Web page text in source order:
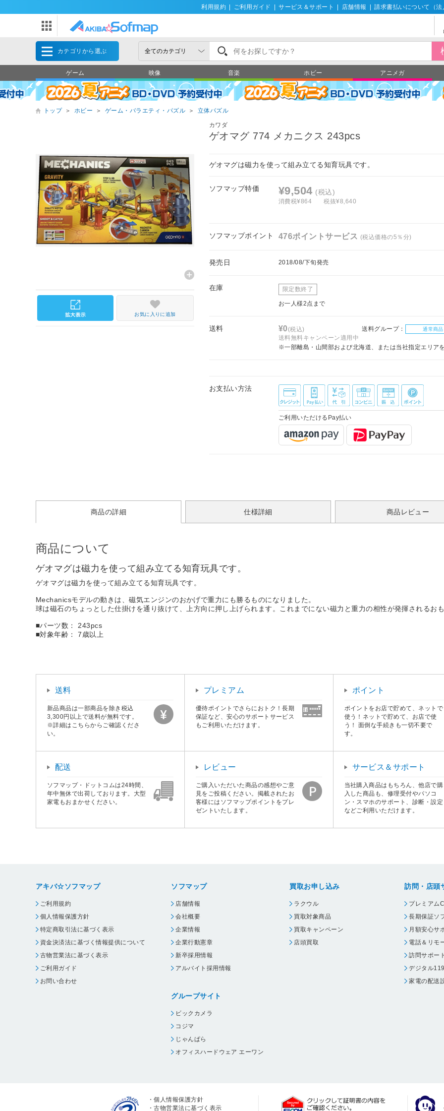
利用規約 ご利用ガイド サービス＆サポート 店舗情報 請求書払いについて（法
カテゴリから選ぶ
ゲーム 映像 音楽 ホビー アニメガ
トップ ＞ ホビー ＞ ゲーム・バラエティ・パズル ＞ 立体パズル
カワダ
ゲオマグ 774 メカニクス 243pcs
ゲオマグは磁力を使って組み立てる知育玩具です。
ソフマップ特価 ¥9,504 (税込)
消費税¥864 税抜¥8,640
ソフマップポイント 476ポイントサービス (税込価格の5％分)
発売日 2018/08/下旬発売
在庫 限定数終了
お一人様2点まで
送料 ¥0(税込) 送料グループ： 通常商品
送料無料キャンペーン適用中
※一部離島・山間部および北海道、または当社指定エリア
お支払い方法
ご利用いただけるPay払い
お気に入りに追加
商品の詳細 仕様詳細 商品レビュー
商品について
ゲオマグは磁力を使って組み立てる知育玩具です。
ゲオマグは磁力を使って組み立てる知育玩具です。
Mechanicsモデルの動きは、磁気エンジンのおかげで重力にも勝るものになりました。
球は磁石のちょっとした仕掛けを通り抜けて、上方向に押し上げられます。これまでにない磁力と重力の相性が発揮されるおも
■パーツ数： 243pcs
■対象年齢： 7歳以上
送料
新品商品は一部商品を除き税込
3,300円以上で送料が無料です。
※詳細はこちらからご確認くださ
い。
プレミアム
優待ポイントでさらにおトク！長期
保証など、安心のサポートサービス
もご利用いただけます。
ポイント
ポイントをお店で貯めて、ネットで
使う！ネットで貯めて、お店で使
う！ 面倒な手続きも一切不要で
す。
配送
ソフマップ・ドットコムは24時間、
年中無休で出荷しております。大型
家電もおまかせください。
レビュー
ご購入いただいた商品の感想やご意
見をご投稿ください。掲載されたお
客様にはソフマップポイントをプレ
ゼントいたします。
サービス＆サポート
当社購入商品はもちろん、他店で購
入した商品も、修理受付やパソコ
ン・スマホのサポート、診断・設定
などご利用いただけます。
アキバ☆ソフマップ
ご利用規約
個人情報保護方針
特定商取引法に基づく表示
資金決済法に基づく情報提供について
古物営業法に基づく表示
ご利用ガイド
お問い合わせ
ソフマップ
店舗情報
会社概要
企業情報
企業行動憲章
新卒採用情報
アルバイト採用情報
グループサイト
ビックカメラ
コジマ
じゃんぱら
オフィスハードウェア エーワン
買取お申し込み
ラクウル
買取対象商品
買取キャンペーン
店頭買取
訪問・店頭
プレミアム
長期保証ソ
月額安心サ
電話＆リモ
訪問サポート
デジタル119
家電の配送
・個人情報保護方針
・古物営業法に基づく表示